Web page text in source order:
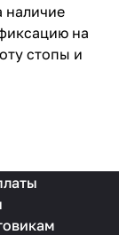
наличие
на
стопы и